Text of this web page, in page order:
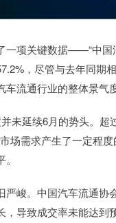
一项关键数据——“中国
，尽管与去年同期
流通行业的整体景气
未延续6月的势头。
场需求产生了一定程
严峻。中国汽车流通
，导致成交率未能达